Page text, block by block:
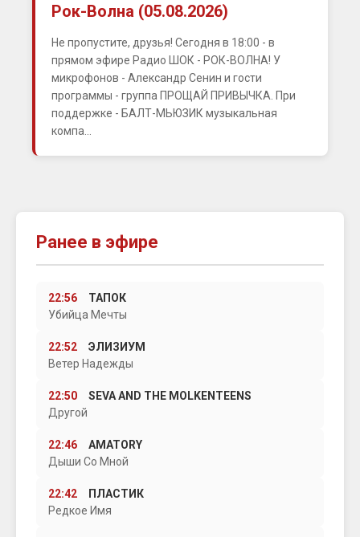
Рок-Волна (05.08.2026)
Не пропустите, друзья! Сегодня в 18:00 - в
прямом эфире Радио ШОК - РОК-ВОЛНА! У
микрофонов - Александр Сенин и гости
программы - группа ПРОЩАЙ ПРИВЫЧКА. При
поддержке - БАЛТ-МЬЮЗИК музыкальная
компа...
Ранее в эфире
22:56
ТАПОК
Убийца Мечты
22:52
ЭЛИЗИУМ
Ветер Надежды
22:50
SEVA AND THE MOLKENTEENS
Другой
22:46
AMATORY
Дыши Со Мной
22:42
ПЛАСТИК
Редкое Имя